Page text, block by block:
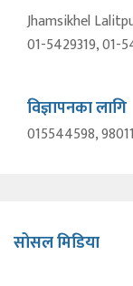
Jhamsikhel
01-5429319, 01-
विज्ञापनका लागि
015544598,
सोसल मिडिया